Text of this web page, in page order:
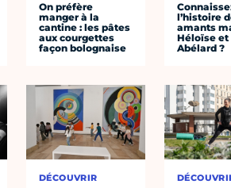
On préfère
manger à la
cantine : les pâtes
aux courgettes
façon bolognaise
DÉCOUVRIR
l’histoire
amants
Héloïse et
Abélard ?